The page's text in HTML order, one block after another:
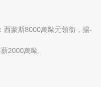
西蒙斯8000萬歐元領銜，揚-
2000萬歐.